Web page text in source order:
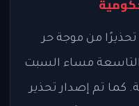
من موجة حر
مساء السبت
كما تم إصدار تحذير